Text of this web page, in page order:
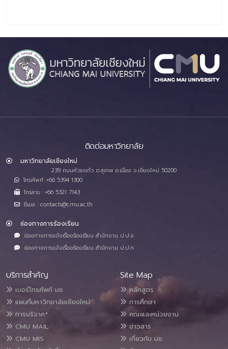
ติดต่อมหาวิทยาลัย
มหาวิทยาลัยเชียงใหม่
239 ถนนห้วยแก้ว ต.สุเทพ อ.เมือง จ.เชียงใหม่ 50200
โทรศัพท์ :+66 5394 1300
โทรสาร : +66 5321 7143
อีเมล : contacts@cmu.ac.th
ช่องทางการร้องเรียน
ช่องทางการแจ้งเรื่องร้องเรียน สำนักงาน ป.ป.ช.
ช่องทางการแจ้งเรื่องร้องเรียน สำนักงาน ป.ป.ท.
บริการสำคัญ
เบอร์โทรศัพท์ มช.
แผนที่มหาวิทยาลัยเชียงใหม่
การบริจาค*
CMU MAIL
CMU MIS
Site Map
หลักสูตร
การศึกษา
คณะและหน่วยงาน
ข่าวสาร
เกี่ยวกับ มช.